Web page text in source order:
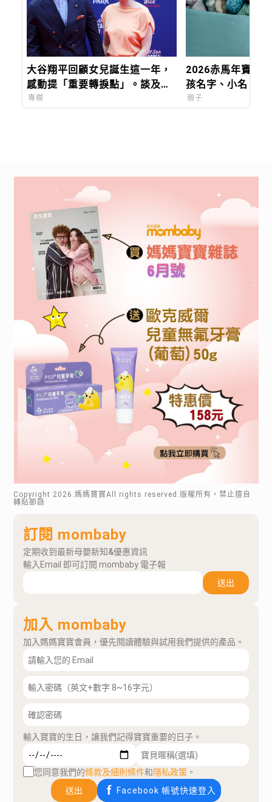
大谷翔平回顧女兒誕生這一年，
感動提「重要轉捩點」。談及日
常陪真美子追劇！
專欄
2026赤馬年寶寶
孩名字、小名、乳
切記不要「這六個
親子
Copyright 2026 .媽媽寶寶All rights reserved.版權所有，禁止擅自
轉貼節錄
訂閱 mombaby
定期收到最新母嬰新知&優惠資訊
輸入Email 即可訂閱 mombaby 電子報
送出
加入 mombaby
加入媽媽寶寶會員，優先閱讀體驗與試用我們提供的產品。
輸入寶寶的生日，讓我們記得寶寶重要的日子。
您同意我們的條款及細則條件和隱私政策 。
送出
Facebook 帳號快速登入